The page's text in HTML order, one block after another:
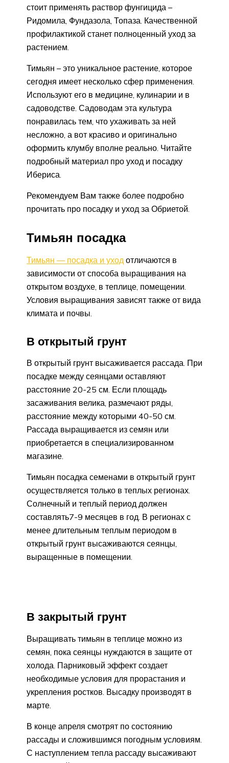
стоит применять раствор фунгицида –
Ридомила, Фундазола, Топаза. Качественной
профилактикой станет полноценный уход за
растением.
Тимьян – это уникальное растение, которое
сегодня имеет несколько сфер применения.
Используют его в медицине, кулинарии и в
садоводстве. Садоводам эта культура
понравилась тем, что ухаживать за ней
несложно, а вот красиво и оригинально
оформить клумбу вполне реально. Читайте
подробный материал про уход и посадку
Ибериса.
Рекомендуем Вам также более подробно
прочитать про посадку и уход за Обриетой.
Тимьян посадка
Тимьян — посадка и уход отличаются в
зависимости от способа выращивания на
открытом воздухе, в теплице, помещении.
Условия выращивания зависят также от вида
климата и почвы.
В открытый грунт
В открытый грунт высаживается рассада. При
посадке между сеянцами оставляют
расстояние 20-25 см. Если площадь
засаживания велика, размечают ряды,
расстояние между которыми 40-50 см.
Рассада выращивается из семян или
приобретается в специализированном
магазине.
Тимьян посадка семенами в открытый грунт
осуществляется только в теплых регионах.
Солнечный и теплый период должен
составлять7-9 месяцев в год. В регионах с
менее длительным теплым периодом в
открытый грунт высаживаются сеянцы,
выращенные в помещении.
В закрытый грунт
Выращивать тимьян в теплице можно из
семян, пока сеянцы нуждаются в защите от
холода. Парниковый эффект создает
необходимые условия для прорастания и
укрепления ростков. Высадку производят в
марте.
В конце апреля смотрят по состоянию
рассады и сложившимся погодным условиям.
С наступлением тепла рассаду высаживают